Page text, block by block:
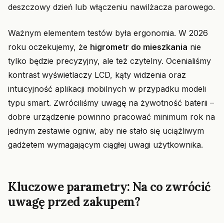
deszczowy dzień lub włączeniu nawilżacza parowego.
Ważnym elementem testów była ergonomia. W 2026
roku oczekujemy, że higrometr do mieszkania nie
tylko będzie precyzyjny, ale też czytelny. Ocenialiśmy
kontrast wyświetlaczy LCD, kąty widzenia oraz
intuicyjność aplikacji mobilnych w przypadku modeli
typu smart. Zwróciliśmy uwagę na żywotność baterii –
dobre urządzenie powinno pracować minimum rok na
jednym zestawie ogniw, aby nie stało się uciążliwym
gadżetem wymagającym ciągłej uwagi użytkownika.
Kluczowe parametry: Na co zwrócić
uwagę przed zakupem?